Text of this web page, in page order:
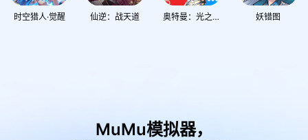
时空猎人·觉醒 仙逆：战天道 奥特曼：光之战士 妖错图
MuMu模拟器，